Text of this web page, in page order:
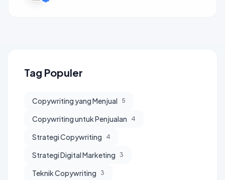
Tag Populer
Copywriting yang Menjual 5
Copywriting untuk Penjualan 4
Strategi Copywriting 4
Strategi Digital Marketing 3
Teknik Copywriting 3